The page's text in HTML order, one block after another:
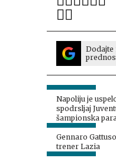
Dodajte
Napoliju je
spodrsljaj
šampionska
Interja
Gennaro
trener Lazia